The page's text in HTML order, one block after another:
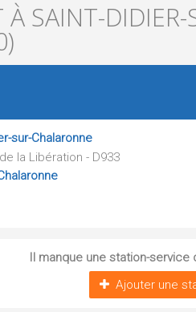
SAINT-DIDIER-
sur-Chalaronne
la Libération - D933
Il manque une station-service
Ajouter une